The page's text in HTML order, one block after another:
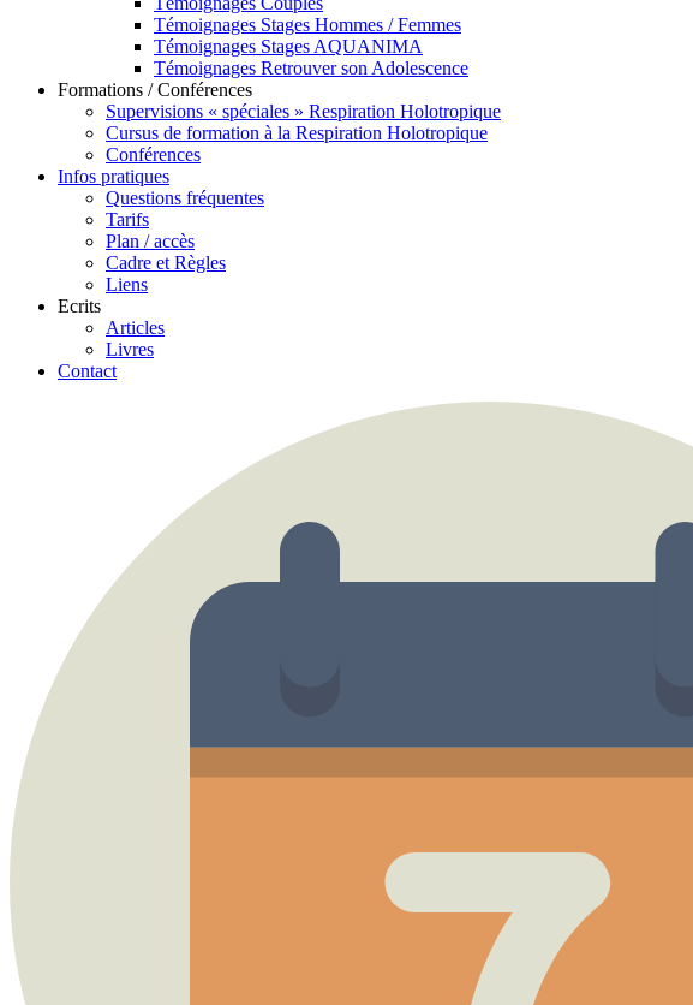
Témoignages Stages Hommes / Femmes
Témoignages Stages AQUANIMA
Témoignages Retrouver son Adolescence
Formations / Conférences
Supervisions « spéciales » Respiration Holotropique
Cursus de formation à la Respiration Holotropique
Conférences
Infos pratiques
Questions fréquentes
Tarifs
Plan / accès
Cadre et Règles
Liens
Ecrits
Articles
Livres
Contact